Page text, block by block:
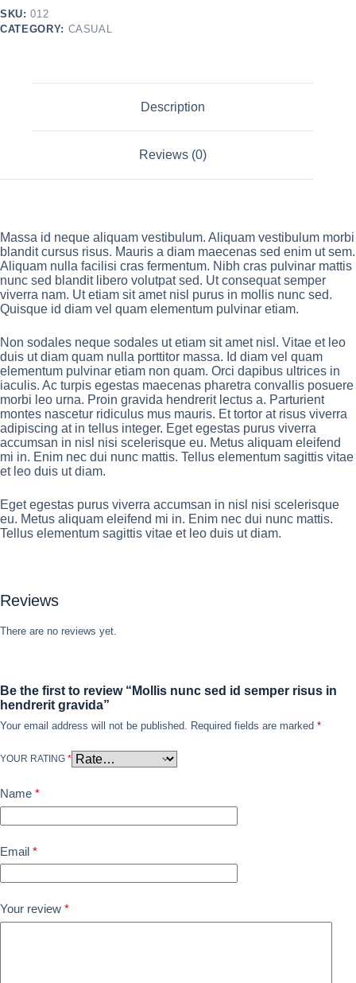
SKU:012
CATEGORY: CASUAL
Description
Reviews (0)
Massa id neque aliquam vestibulum. Aliquam vestibulum morbi
blandit cursus risus. Mauris a diam maecenas sed enim ut sem.
Aliquam nulla facilisi cras fermentum. Nibh cras pulvinar mattis
nunc sed blandit libero volutpat sed. Ut consequat semper
viverra nam. Ut etiam sit amet nisl purus in mollis nunc sed.
Quisque id diam vel quam elementum pulvinar etiam.
Non sodales neque sodales ut etiam sit amet nisl. Vitae et leo
duis ut diam quam nulla porttitor massa. Id diam vel quam
elementum pulvinar etiam non quam. Orci dapibus ultrices in
iaculis. Ac turpis egestas maecenas pharetra convallis posuere
morbi leo urna. Proin gravida hendrerit lectus a. Parturient
montes nascetur ridiculus mus mauris. Et tortor at risus viverra
adipiscing at in tellus integer. Eget egestas purus viverra
accumsan in nisl nisi scelerisque eu. Metus aliquam eleifend
mi in. Enim nec dui nunc mattis. Tellus elementum sagittis vitae
et leo duis ut diam.
Eget egestas purus viverra accumsan in nisl nisi scelerisque
eu. Metus aliquam eleifend mi in. Enim nec dui nunc mattis.
Tellus elementum sagittis vitae et leo duis ut diam.
Reviews
There are no reviews yet.
Be the first to review “Mollis nunc sed id semper risus in
hendrerit gravida”
Your email address will not be published. Required fields are marked *
YOUR RATING *
Name *
Email *
Your review *